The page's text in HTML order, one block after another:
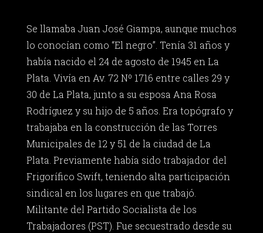
Se llamaba Juan José Giampa, aunque muchos
lo conocían como “El negro”. Tenía 31 años y
había nacido el 24 de agosto de 1945 en La
Plata. Vivía en Av. 72 Nº 1716 entre calles 29 y
30 de La Plata, junto a su esposa Ana Rosa
Rodríguez y su hijo de 5 años. Era topógrafo y
trabajaba en la construcción de las Torres
Municipales de 12 y 51 de la ciudad de La
Plata. Previamente había sido trabajador del
Frigorífico Swift, teniendo alta participación
sindical en los lugares en que trabajó.
Militante del Partido Socialista de los
Trabajadores (PST). Fue secuestrado desde su